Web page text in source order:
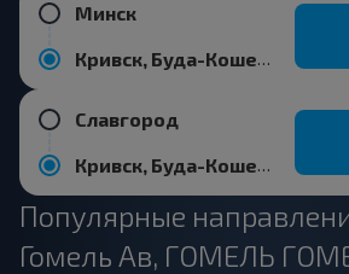
Минск
Кривск, Буда-Кошелевский р-н ГОМЕЛЬСКАЯ ОБЛ.
Славгород
Кривск, Буда-Кошелевский р-н ГОМЕЛЬСКАЯ ОБЛ.
Популярные
Гомель Ав, ГОМЕЛЬ